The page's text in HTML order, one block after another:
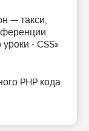
— такси,
- CSS»
PHP кода